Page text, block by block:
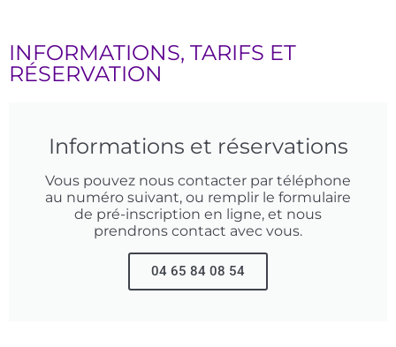
INFORMATIONS, TARIFS ET
RÉSERVATION
Informations et réservations
Vous pouvez nous contacter par téléphone
au numéro suivant, ou remplir le formulaire
de pré-inscription en ligne, et nous
prendrons contact avec vous.
04 65 84 08 54